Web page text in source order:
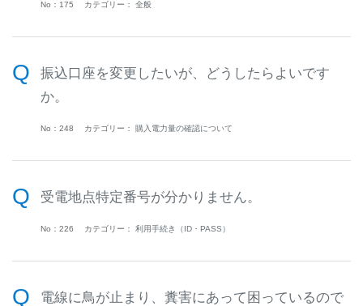
No：175 カテゴリー： 全般
振込口座を変更したいが、どうしたらよいです
か。
No：248 カテゴリー： 購入電力量の確認について
受電地点特定番号が分かりません。
No：226 カテゴリー： 利用手続き（ID・PASS）
電線に鳥が止まり、糞害にあって困っているので